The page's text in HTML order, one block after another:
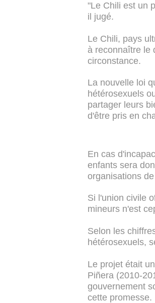
"Le Chili est un
il jugé.
Le Chili, pays
à reconnaître le
circonstance.
La nouvelle loi
hétérosexuels
partager leurs
d'être pris en
En cas
enfants sera
organisations
Si l'union civile
mineurs n'est
Selon les
hétérosexuels,
Le projet était
Piñera (2010-
gouvernement
cette promesse.